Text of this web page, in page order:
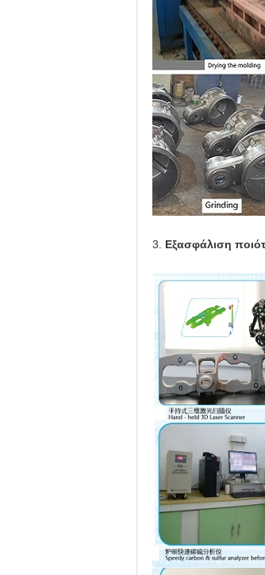
3. Εξασφάλιση